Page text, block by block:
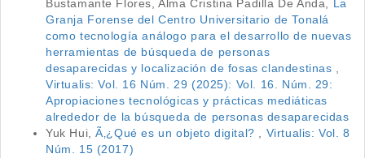
Bustamante Flores, Alma Cristina Padilla De Anda, La
Granja Forense del Centro Universitario de Tonalá
como tecnología análogo para el desarrollo de nuevas
herramientas de búsqueda de personas
desaparecidas y localización de fosas clandestinas
Virtualis: Vol. 16 Núm. 29 (2025): Vol. 16. Núm. 29:
Apropiaciones tecnológicas y prácticas mediáticas
alrededor de la búsqueda de personas desaparecidas
Yuk Hui,Ã‚¿Qué es un objeto digital?
Virtualis: Vol. 8
Núm. 15 (2017)